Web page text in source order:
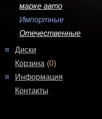
марке авто
Импортные
Отечественные
Диски
Корзина (0)
Информация
Контакты